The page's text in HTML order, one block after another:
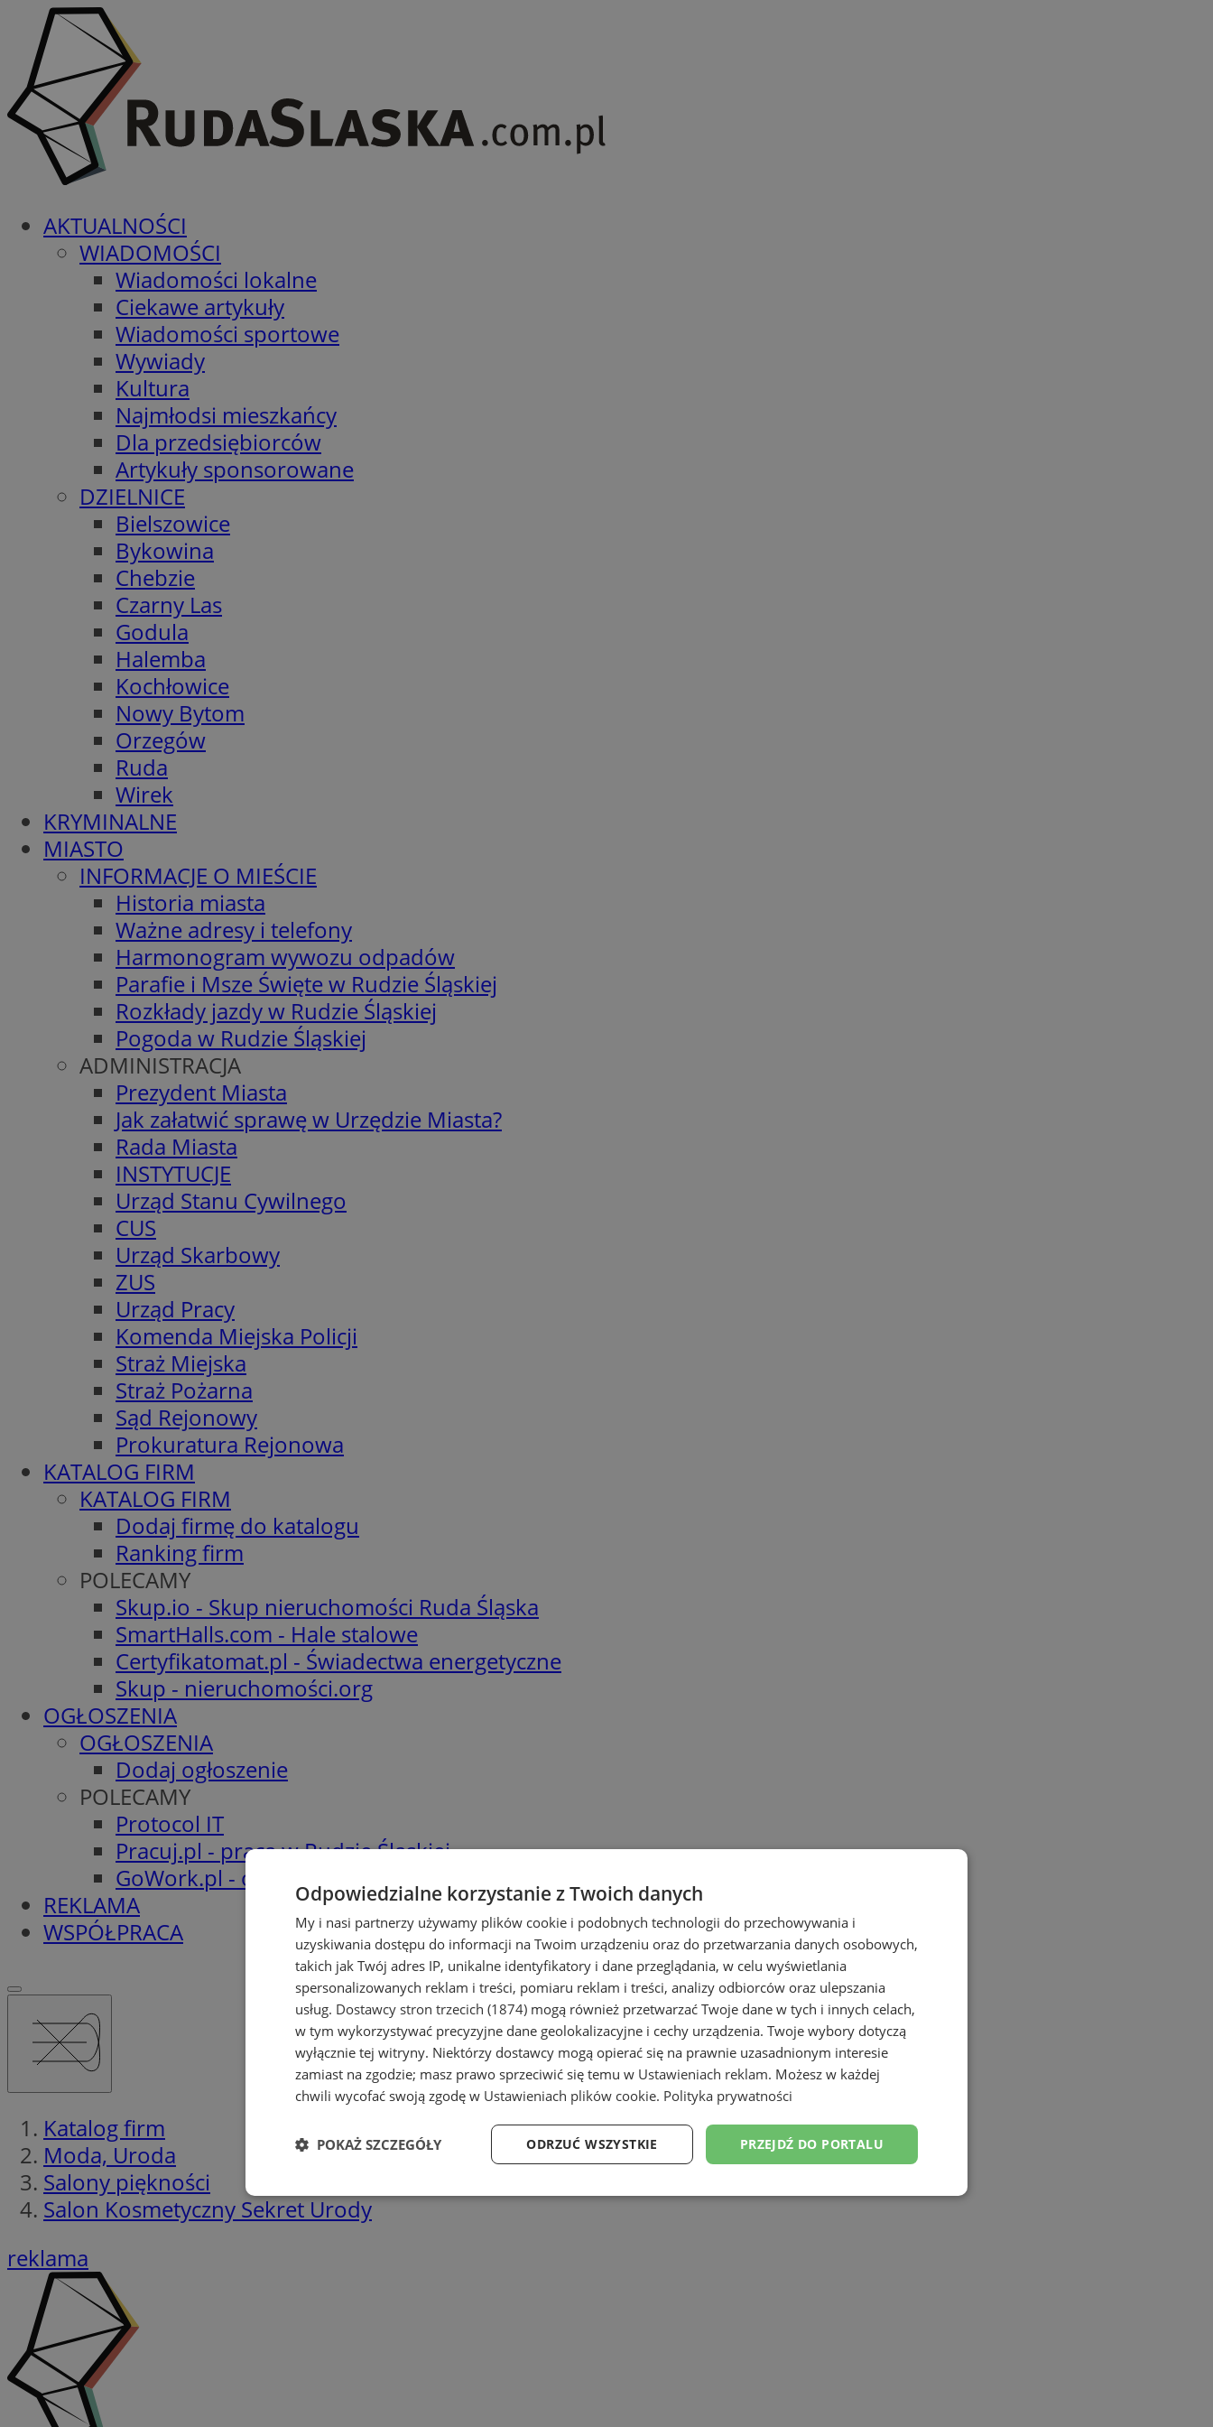
AKTUALNOŚCI
WIADOMOŚCI
Wiadomości lokalne
Ciekawe artykuły
Wiadomości sportowe
Wywiady
Kultura
Najmłodsi mieszkańcy
Dla przedsiębiorców
Artykuły sponsorowane
DZIELNICE
Bielszowice
Bykowina
Chebzie
Czarny Las
Godula
Halemba
Kochłowice
Nowy Bytom
Orzegów
Ruda
Wirek
KRYMINALNE
MIASTO
INFORMACJE O MIEŚCIE
Historia miasta
Ważne adresy i telefony
Harmonogram wywozu odpadów
Parafie i Msze Święte w Rudzie Śląskiej
Rozkłady jazdy w Rudzie Śląskiej
Pogoda w Rudzie Śląskiej
ADMINISTRACJA
Prezydent Miasta
Jak załatwić sprawę w Urzędzie Miasta?
Rada Miasta
INSTYTUCJE
Urząd Stanu Cywilnego
CUS
Urząd Skarbowy
ZUS
Urząd Pracy
Komenda Miejska Policji
Straż Miejska
Straż Pożarna
Sąd Rejonowy
Prokuratura Rejonowa
KATALOG FIRM
KATALOG FIRM
Dodaj firmę do katalogu
Ranking firm
POLECAMY
Skup.io - Skup nieruchomości Ruda Śląska
SmartHalls.com - Hale stalowe
Certyfikatomat.pl - Świadectwa energetyczne
Skup - nieruchomości.org
OGŁOSZENIA
OGŁOSZENIA
Dodaj ogłoszenie
POLECAMY
Protocol IT
Pracuj.pl - praca w Rudzie Śląskiej
GoWork.pl - oferty pracy
REKLAMA
WSPÓŁPRACA
Katalog firm
Moda, Uroda
Salony piękności
Salon Kosmetyczny Sekret Urody
reklama
Odpowiedzialne korzystanie z Twoich danych
My i nasi partnerzy używamy plików cookie i podobnych technologii do przechowywania i
uzyskiwania dostępu do informacji na Twoim urządzeniu oraz do przetwarzania danych osobowych,
takich jak Twój adres IP, unikalne identyfikatory i dane przeglądania, w celu wyświetlania
spersonalizowanych reklam i treści, pomiaru reklam i treści, analizy odbiorców oraz ulepszania
usług. Dostawcy stron trzecich (1874) mogą również przetwarzać Twoje dane w tych i innych celach,
w tym wykorzystywać precyzyjne dane geolokalizacyjne i cechy urządzenia. Twoje wybory dotyczą
wyłącznie tej witryny. Niektórzy dostawcy mogą opierać się na prawnie uzasadnionym interesie
zamiast na zgodzie; masz prawo sprzeciwić się temu w Ustawieniach reklam. Możesz w każdej
chwili wycofać swoją zgodę w Ustawieniach plików cookie. Polityka prywatności
PRZEJDŹ DO PORTALU
ODRZUĆ WSZYSTKIE
POKAŻ SZCZEGÓŁY
Niezbędne Wydajność Targetowanie Funkcjonalność Niesklasyfikowane